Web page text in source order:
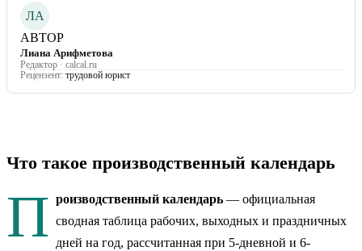
ЛА
АВТОР
Лиана Арифметова
Редактор · calcal.ru
Рецензент: трудовой юрист
Что такое производственный календарь
П роизводственный календарь — официальная
сводная таблица рабочих, выходных и праздничных
дней на год, рассчитанная при 5-дневной и 6-